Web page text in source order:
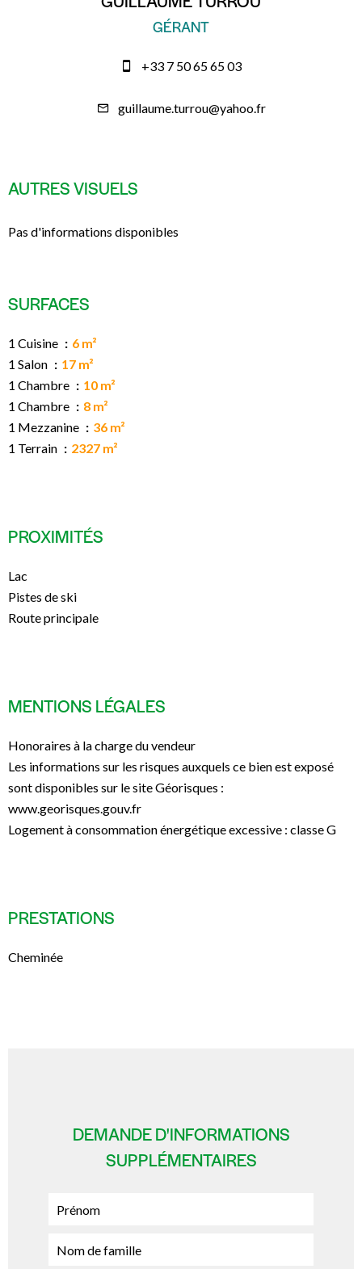
GÉRANT
+33 7 50 65 65 03
guillaume.turrou@yahoo.fr
AUTRES VISUELS
Pas d'informations disponibles
SURFACES
1 Cuisine
6 m²
1 Salon
17 m²
1 Chambre
10 m²
1 Chambre
8 m²
1 Mezzanine
36 m²
1 Terrain
2327 m²
PROXIMITÉS
Lac
Pistes de ski
Route principale
MENTIONS LÉGALES
Honoraires à la charge du vendeur
Les informations sur les risques auxquels ce bien est exposé
sont disponibles sur le site Géorisques :
www.georisques.gouv.fr
Logement à consommation énergétique excessive : classe G
PRESTATIONS
Cheminée
DEMANDE D'INFORMATIONS
SUPPLÉMENTAIRES